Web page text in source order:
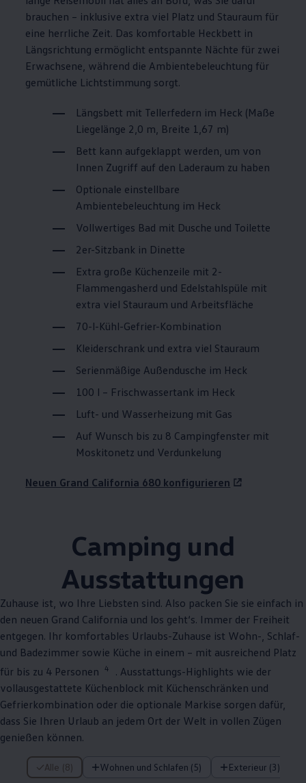
brauchen – inklusive extra viel Platz und Stauraum für
eine herrliche Zeit. Das komfortable Heckbett in
Längsrichtung ermöglicht entspannte Nächte für zwei
Erwachsene, während die Ambientebeleuchtung für
gemütliche Lichtstimmung sorgt.
Längsbett mit Tellerfedern im Heck (Maße
Liegelänge 2,0 m, Breite 1,67 m)
Bett kann aufgeklappt werden, um von
Innen Zugriff auf den Laderaum zu haben
Optionale einstellbare
Ambientebeleuchtung im Heck
Vollwertiges Bad mit Dusche und Toilette
2er-Sitzbank in Dinette
Extra große Küchenzeile mit 2-
Flammengasherd und Edelstahlspüle mit
extra viel Stauraum und Arbeitsfläche
70-l-Kühl-Gefrier-Kombination
Kleiderschrank und extra viel Stauraum
Serienmäßige Außendusche im Heck
100 l – Frischwassertank im Heck
Luft- und Wasserheizung mit Gas
Auf Wunsch bis zu 8 Campingfenster mit
Moskitonetz und Verdunkelung
Neuen Grand California 680 konfigurieren
Camping und
Ausstattungen
Zuhause ist, wo Ihre Liebsten sind. Also packen Sie sie einfach in
den neuen Grand California und los geht‘s. Immer der Freiheit
entgegen. Ihr komfortables Urlaubs-Zuhause ist Wohn-, Schlaf-
und Badezimmer sowie Küche in einem – mit ausreichend Platz
für bis zu 4 Personen
4
. Ausstattungs-Highlights wie der
vollausgestattete Küchenblock mit Küchenschränken und
Gefrierkombination oder die optionale Markise sorgen dafür,
dass Sie Ihren Urlaub an jedem Ort der Welt in vollen Zügen
genießen können.
Alle (8) Wohnen und Schlafen (5) Exterieur (3)
8 von 8 Details